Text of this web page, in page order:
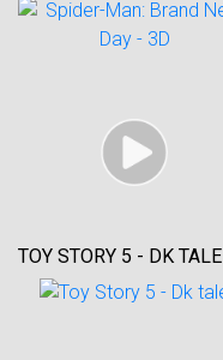
TOY STORY 5 - DK TALE